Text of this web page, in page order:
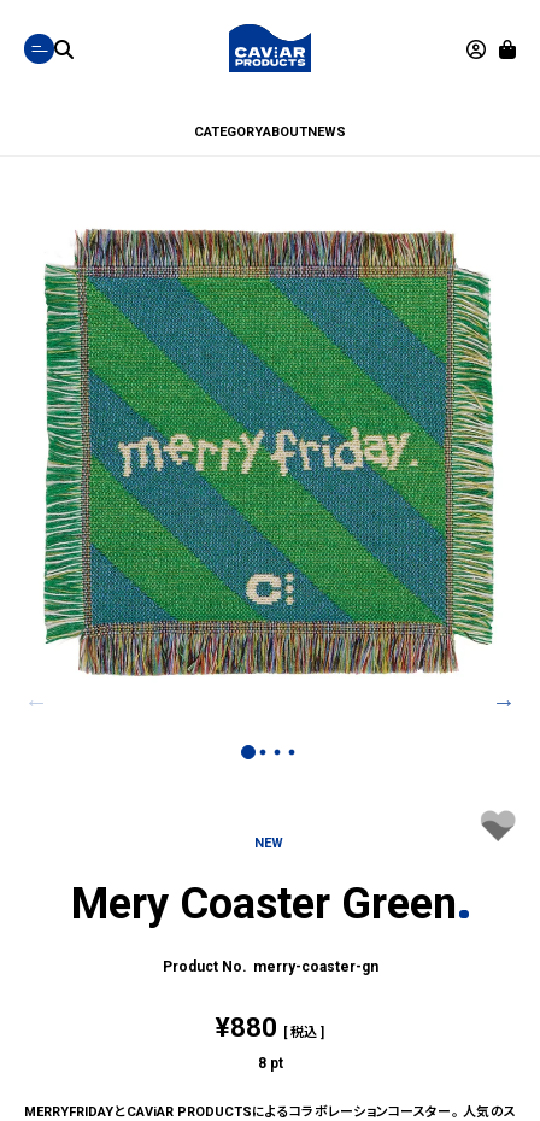
CATEGORYABOUTNEWS
NEW
Mery Coaster Green
merry-coaster-gn
¥880 税込
8 pt
MERRYFRIDAYとCAViAR PRODUCTSによるコラボレーションコースター。 人気のス